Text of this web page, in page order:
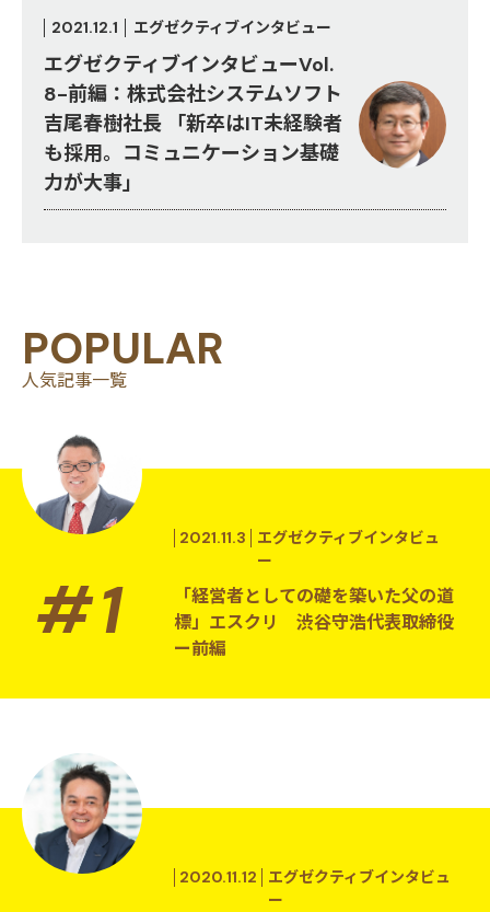
エグゼクティブインタビューVol.
8-前編：株式会社システムソフト
吉尾春樹社長 「新卒はIT未経験者
も採用。コミュニケーション基礎
力が大事」
エグゼクティブインタビュー
2021.12.1
POPULAR
人気記事一覧
「経営者としての礎を築いた父の道
標」エスクリ 渋谷守浩代表取締役
ー前編
エグゼクティブインタビュ
ー
2021.11.3
エグゼクティブインタビュ
ー
2020.11.12